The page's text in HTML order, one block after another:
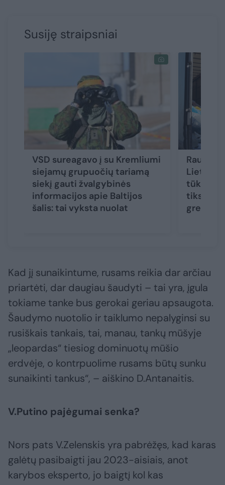
Susiję straipsniai
VSD sureagavo į su Kremliumi
siejamų grupuočių tariamą
siekį gauti žvalgybinės
informacijos apie Baltijos
šalis: tai vyksta nuolat
tūkst.
tikslas
greičiau
Kad jį sunaikintume, rusams reikia dar arčiau
priartėti, dar daugiau šaudyti – tai yra, įgula
tokiame tanke bus gerokai geriau apsaugota.
Šaudymo nuotolio ir taiklumo nepalyginsi su
rusiškais tankais, tai, manau, tankų mūšyje
„leopardas“ tiesiog dominuotų mūšio
erdvėje, o kontrpuolime rusams būtų sunku
sunaikinti tankus“, – aiškino D.Antanaitis.
V.Putino pajėgumai senka?
Nors pats V.Zelenskis yra pabrėžęs, kad karas
galėtų pasibaigti jau 2023-aisiais, anot
karybos eksperto, jo baigtį kol kas